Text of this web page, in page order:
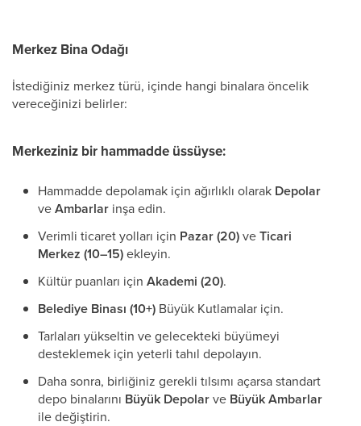
Merkez Bina Odağı
İstediğiniz merkez türü, içinde hangi binalara öncelik
vereceğinizi belirler:
Merkeziniz bir hammadde üssüyse:
Hammadde depolamak için ağırlıklı olarak Depolar
veAmbarlar inşa edin.
Verimli ticaret yolları için Pazar (20)veTicari
Merkez (10–15)ekleyin.
Kültür puanları için Akademi (20).
Belediye Binası (10+) Büyük Kutlamalar için.
Tarlaları yükseltin ve gelecekteki büyümeyi
desteklemek için yeterli tahıl depolayın.
Daha sonra, birliğiniz gerekli tılsımı açarsa standart
depo binalarını Büyük Depolarve Büyük Ambarlar
ile değiştirin.